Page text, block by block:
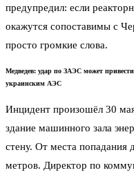
предупредил: если
окажутся сопоставимы с
просто громкие слова.
Медведев: удар по ЗАЭС может
украинским АЭС
Инцидент произошёл 30
здание машинного зала
стену. От места попадания
метров. Директор по